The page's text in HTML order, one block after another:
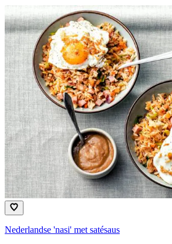
Nederlandse 'nasi' met satésaus